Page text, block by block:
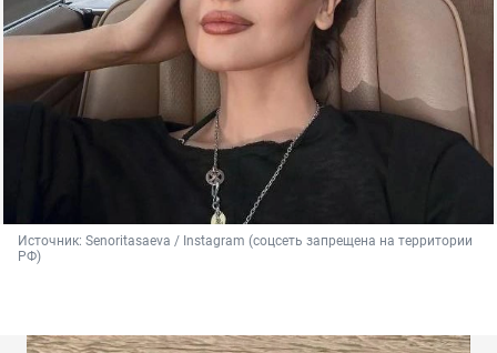
Источник: Senoritasaeva / Instagram (соцсеть запрещена на территории
РФ)